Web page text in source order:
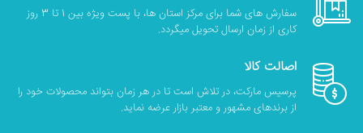
سفارش های شما برای مرکز استان ها، با پست ویژه بین 1 تا 3 روز
کاری از زمان ارسال تحویل میگردد.
اصالت کالا
پرسیس مارکت، در تلاش است تا در هر زمان بتواند محصولات خود را
از برندهای مشهور و معتبر بازار عرضه نماید.